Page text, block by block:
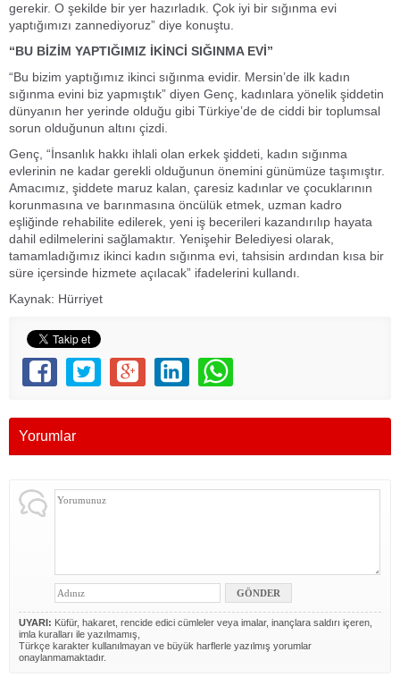
gerekir. O şekilde bir yer hazırladık. Çok iyi bir sığınma evi
yaptığımızı zannediyoruz” diye konuştu.
“BU BİZİM YAPTIĞIMIZ İKİNCİ SIĞINMA EVİ”
“Bu bizim yaptığımız ikinci sığınma evidir. Mersin’de ilk kadın
sığınma evini biz yapmıştık” diyen Genç, kadınlara yönelik şiddetin
dünyanın her yerinde olduğu gibi Türkiye’de de ciddi bir toplumsal
sorun olduğunun altını çizdi.
Genç, “İnsanlık hakkı ihlali olan erkek şiddeti, kadın sığınma
evlerinin ne kadar gerekli olduğunun önemini günümüze taşımıştır.
Amacımız, şiddete maruz kalan, çaresiz kadınlar ve çocuklarının
korunmasına ve barınmasına öncülük etmek, uzman kadro
eşliğinde rehabilite edilerek, yeni iş becerileri kazandırılıp hayata
dahil edilmelerini sağlamaktır. Yenişehir Belediyesi olarak,
tamamladığımız ikinci kadın sığınma evi, tahsisin ardından kısa bir
süre içersinde hizmete açılacak” ifadelerini kullandı.
Kaynak: Hürriyet
Yorumlar
UYARI: Küfür, hakaret, rencide edici cümleler veya imalar, inançlara saldırı içeren,
imla kuralları ile yazılmamış,
Türkçe karakter kullanılmayan ve büyük harflerle yazılmış yorumlar
onaylanmamaktadır.